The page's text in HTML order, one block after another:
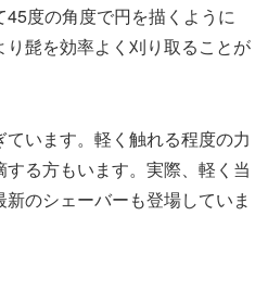
度の角度で円を描くように
髭を効率よく刈り取ることが
ています。軽く触れる程度の力
る方もいます。実際、軽く当
のシェーバーも登場していま